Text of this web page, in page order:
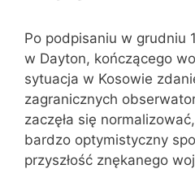
Po podpisaniu w grudniu
w Dayton, kończącego
sytuacja w Kosowie
zagranicznych
zaczęła się
bardzo optymistyczny
przyszłość znękanego